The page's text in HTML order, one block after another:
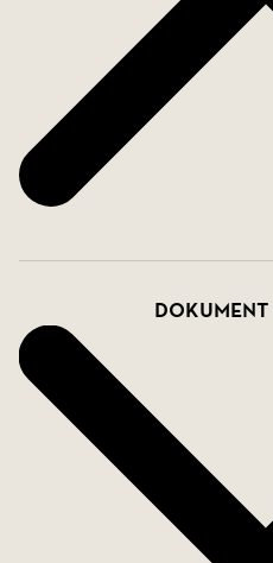
vädringsfönster som ger
god ventilation.
Högst upp i huset
taknocken. Här skapas
vackra vinklar, lägre
sätt. En perfekt plats
läshörna eller en privat
Detta är ett hem som
generösa kvadratmeter.
planlösning med flera
fantastiska sociala ytor,
tre kök och tre
goda möjligheter till